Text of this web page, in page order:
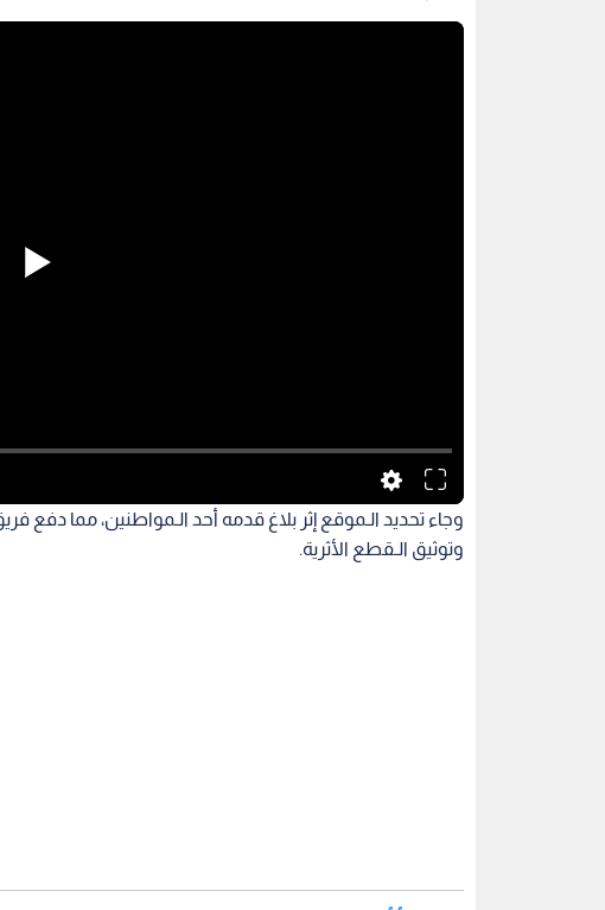
وجاء تحديد الـموقع إثر بلاغ قدمه أحد الـمواطنين، مما دفع
وتوثيق الـقطع الأثرية.